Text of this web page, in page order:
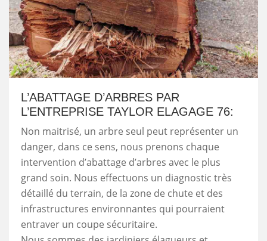
L’ABATTAGE D’ARBRES PAR
L’ENTREPRISE TAYLOR ELAGAGE 76:
Non maitrisé, un arbre seul peut représenter un
danger, dans ce sens, nous prenons chaque
intervention d’abattage d’arbres avec le plus
grand soin. Nous effectuons un diagnostic très
détaillé du terrain, de la zone de chute et des
infrastructures environnantes qui pourraient
entraver un coupe sécuritaire.